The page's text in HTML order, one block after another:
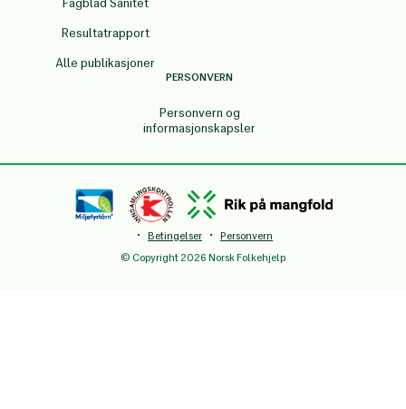
Resultatrapport
Alle publikasjoner
PERSONVERN
Personvern og
informasjonskapsler
© Copyright 2026 Norsk Folkehjelp
· Betingelser · Personvern